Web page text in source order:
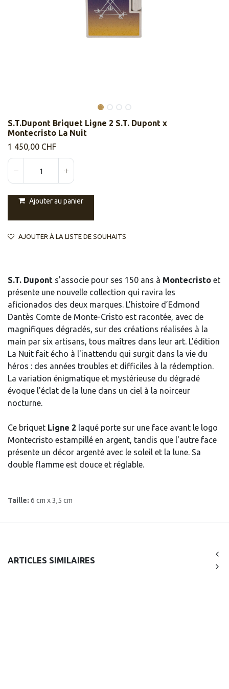
S.T.Dupont Briquet Ligne 2 S.T. Dupont x
Montecristo La Nuit
1 450,00 CHF
Ajouter au panier
AJOUTER À LA LISTE DE SOUHAITS
S.T. Dupont s'associe pour ses 150 ans à Montecristo et
présente une nouvelle collection qui ravira les
aficionados des deux marques. L’histoire d’Edmond
Dantès Comte de Monte-Cristo est racontée, avec de
magnifiques dégradés, sur des créations réalisées à la
main par six artisans, tous maîtres dans leur art. L'édition
La Nuit fait écho à l'inattendu qui surgit dans la vie du
héros : des années troubles et difficiles à la rédemption.
La variation énigmatique et mystérieuse du dégradé
évoque l'éclat de la lune dans un ciel à la noirceur
nocturne.
Ce briquet Ligne 2 laqué porte sur une face avant le logo
Montecristo estampillé en argent, tandis que l'autre face
présente un décor argenté avec le soleil et la lune. Sa
double flamme est douce et réglable.
Taille: 6 cm x 3,5 cm
ARTICLES SIMILAIRES